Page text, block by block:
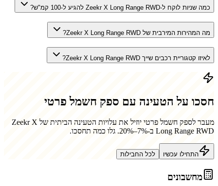
כמה שניות לוקח ל-Zeekr X Long Range RWD להגיע ל-100 קמ"ש?
מה המהירות המירבית של Zeekr X Long Range RWD?
לאיזו קטגוריית רכבים שייך Zeekr X Long Range RWD?
חסכו על הטעינה עם ספק חשמל פרטי
מעבר לספק חשמל פרטי יוזיל את עלויות הטעינה הביתית של Zeekr X
Long Range RWD ב-7%–20%. גלו כמה תחסכו.
התחילו עכשיו לכל החבילות
מחשבונים